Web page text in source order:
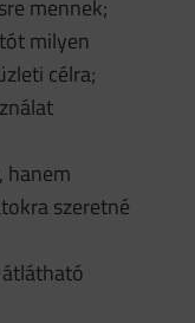
mennek;
milyen
célra;
hanem
szeretné